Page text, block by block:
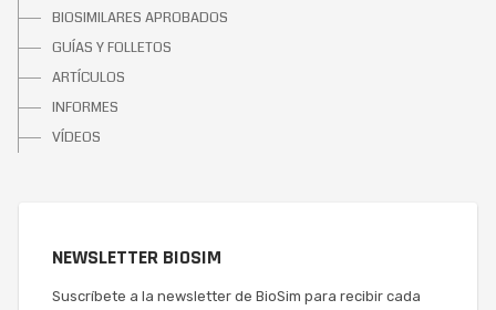
BIOSIMILARES APROBADOS
GUÍAS Y FOLLETOS
ARTÍCULOS
INFORMES
VÍDEOS
NEWSLETTER BIOSIM
Suscríbete a la newsletter de BioSim para recibir cada